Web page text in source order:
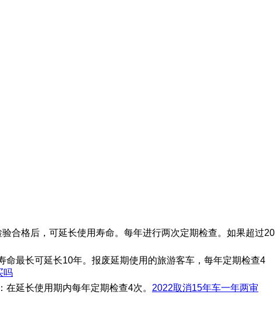
合格后，可延长使用寿命。每年进行两次定期检查。如果超过20
最长可延长10年。报废延期使用的旅游客车，每年定期检查4
吗
延长使用期内每年定期检查4次。 2022取消15年车一年两审